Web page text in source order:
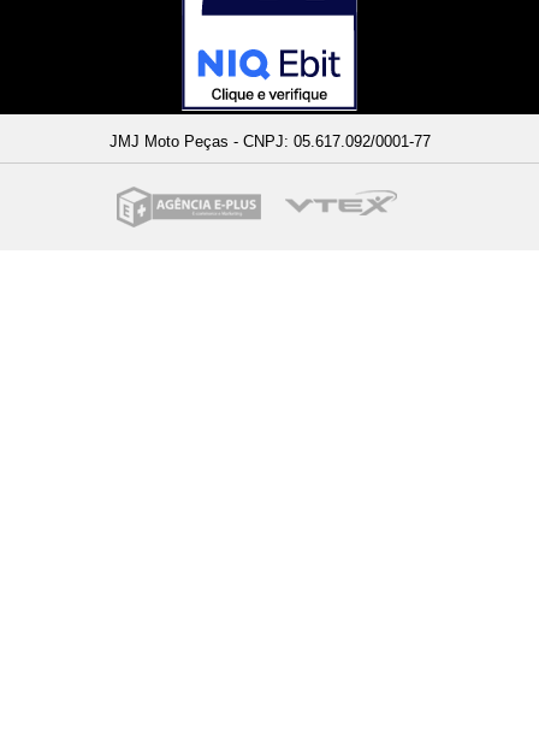
JMJ Moto Peças - CNPJ: 05.617.092/0001-77